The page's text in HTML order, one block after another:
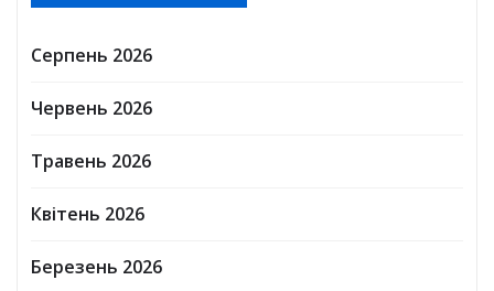
Серпень 2026
Червень 2026
Травень 2026
Квітень 2026
Березень 2026